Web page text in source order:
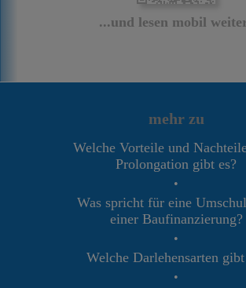
...und lesen mobil
mehr zu
Welche Vorteile und
Prolongation gibt es?
•
Was spricht für eine
einer Baufinanzierung?
•
Welche Darlehensarten gibt
•